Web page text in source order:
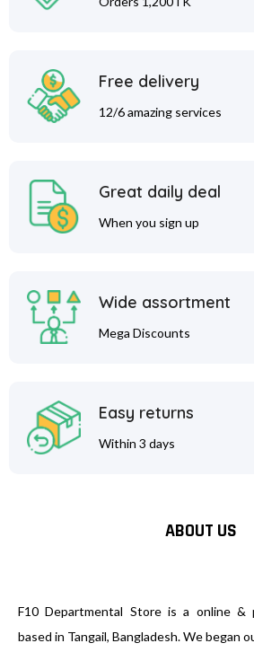
Free delivery
12/6 amazing services
Great daily deal
When you sign up
Wide assortment
Mega Discounts
Easy returns
Within 3 days
ABOUT US
F10 Departmental Store is a online &
based in Tangail, Bangladesh. We began